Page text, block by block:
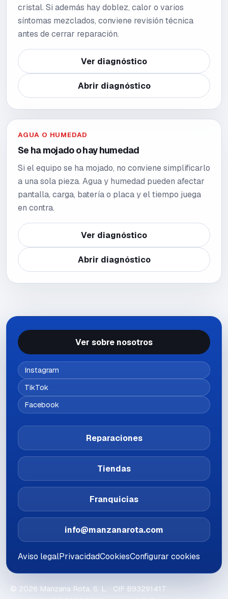
cristal. Si además hay doblez, calor o varios
síntomas mezclados, conviene revisión técnica
antes de cerrar reparación.
Ver diagnóstico
Abrir diagnóstico
AGUA O HUMEDAD
Se ha mojado o hay humedad
Si el equipo se ha mojado, no conviene simplificarlo
a una sola pieza. Agua y humedad pueden afectar
pantalla, carga, batería o placa y el tiempo juega
en contra.
Ver diagnóstico
Abrir diagnóstico
Ver sobre nosotros
Instagram
TikTok
Facebook
Reparaciones
Tiendas
Franquicias
info@manzanarota.com
Aviso legalPrivacidadCookiesConfigurar cookies
© 2026 Manzana Rota, S. L. · CIF B93291417